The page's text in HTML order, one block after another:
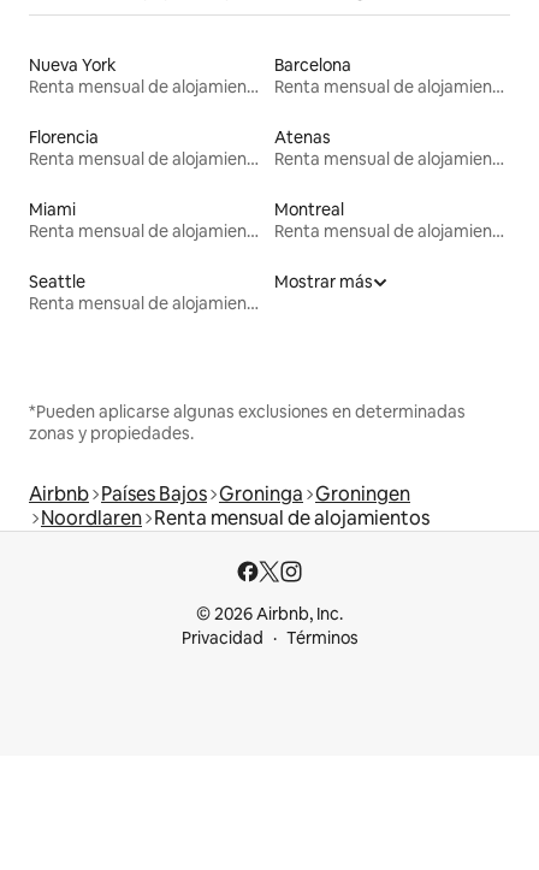
Nueva York
Renta mensual de alojamientos
Barcelona
Renta mensual de alojamientos
Florencia
Renta mensual de alojamientos
Atenas
Renta mensual de alojamientos
Miami
Renta mensual de alojamientos
Montreal
Renta mensual de alojamientos
Seattle
Renta mensual de alojamientos
Mostrar más
*Pueden aplicarse algunas exclusiones en determinadas
zonas y propiedades.
Airbnb Países Bajos Groninga Groningen
Noordlaren Renta mensual de alojamientos
© 2026 Airbnb, Inc.
Privacidad
Términos